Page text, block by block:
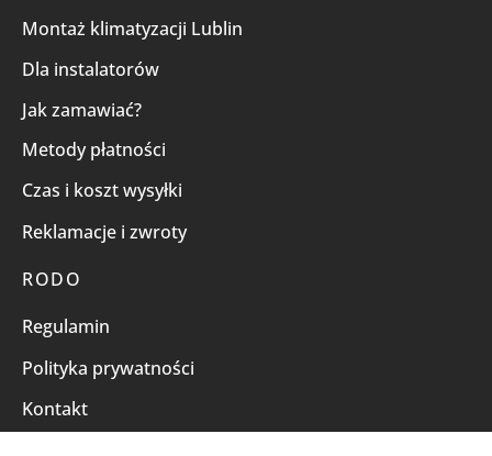
Montaż klimatyzacji Lublin
Dla instalatorów
Jak zamawiać?
Metody płatności
Czas i koszt wysyłki
Reklamacje i zwroty
RODO
Regulamin
Polityka prywatności
Kontakt